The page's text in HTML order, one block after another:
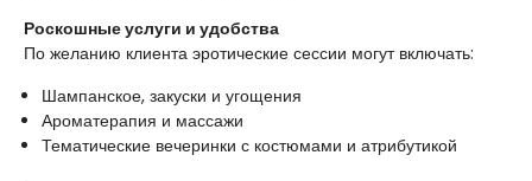
Роскошные услуги и удобства
По желанию клиента эротические сессии могут включать:
Шампанское, закуски и угощения
Ароматерапия и массажи
Тематические вечеринки с костюмами и атрибутикой